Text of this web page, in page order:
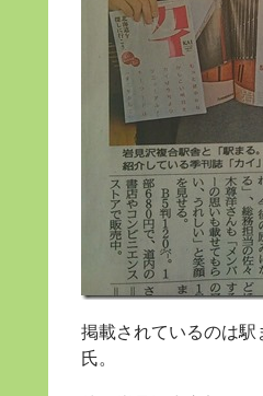
掲載されているのは
氏。